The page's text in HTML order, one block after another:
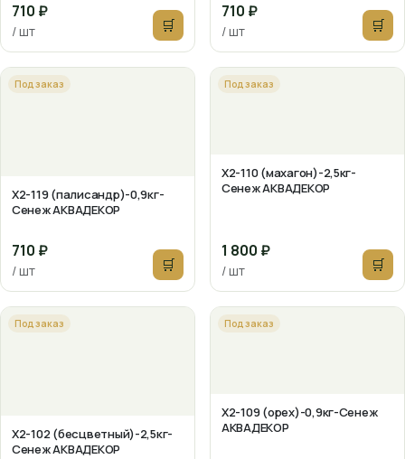
710 ₽
/ шт 🛒
710 ₽
/ шт 🛒
Под заказ
X2-119 (палисандр)-0,9кг-
Сенеж АКВАДЕКОР
710 ₽
/ шт 🛒
Под заказ
X2-110 (махагон)-2,5кг-
Сенеж АКВАДЕКОР
1 800 ₽
/ шт 🛒
Под заказ
X2-102 (бесцветный)-2,5кг-
Сенеж АКВАДЕКОР
Под заказ
X2-109 (орех)-0,9кг-Сенеж
АКВАДЕКОР